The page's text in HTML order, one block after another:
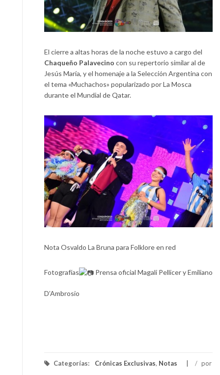
El cierre a altas horas de la noche estuvo a cargo del
Chaqueño Palavecino con su repertorio similar al de
Jesús María, y el homenaje a la Selección Argentina con
el tema «Muchachos» popularizado por La Mosca
durante el Mundial de Qatar.
Nota Osvaldo La Bruna para Folklore en red
Fotografías Prensa oficial Magali Pellicer y Emiliano
D’Ambrosio
Categorías: Crónicas Exclusivas, Notas / por